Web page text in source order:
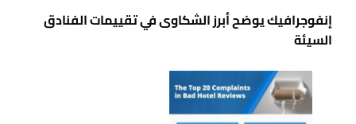
إنفوجرافيك يوضح أبرز الشكاوى في تقييمات الفنادق
السيئة